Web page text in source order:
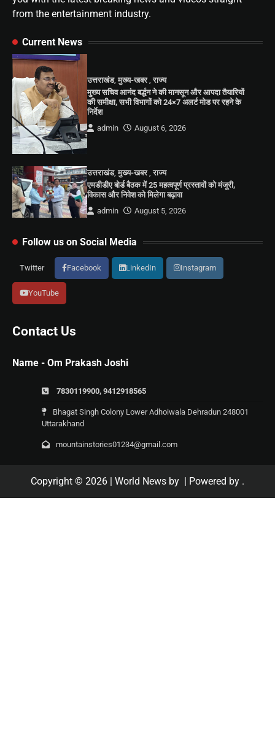
from the entertainment industry.
Current News
उत्तराखंड,मुख्य-खबर ,राज्य
मुख्य सचिव आनंद बर्द्धन ने की मानसून और आपदा तैयारियों
की समीक्षा, सभी विभागों को 24×7 अलर्ट मोड पर रहने के
निर्देश
admin
August 6, 2026
उत्तराखंड,मुख्य-खबर,राज्य
एमडीडीए बोर्ड बैठक में 25 महत्वपूर्ण प्रस्तावों को मंजूरी,
विकास और निवेश को मिलेगा बढ़ावा
admin
August 5, 2026
Follow us on Social Media
Twitter Facebook LinkedIn Instagram
YouTube
Contact Us
Name - Om Prakash Joshi
7830119900, 9412918565
Bhagat Singh Colony Lower Adhoiwala Dehradun 248001
Uttarakhand
mountainstories01234@gmail.com
Copyright © 2026 | World News by | Powered by .